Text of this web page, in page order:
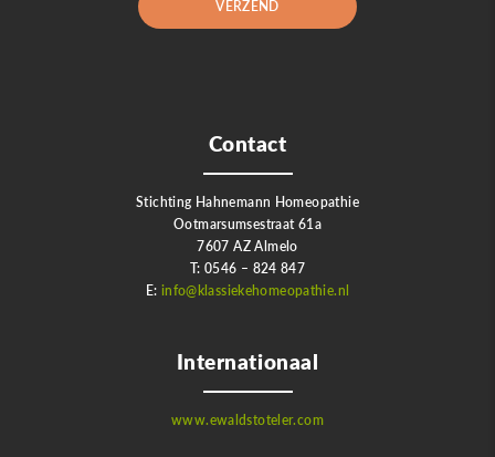
Contact
Stichting Hahnemann Homeopathie
Ootmarsumsestraat 61a
7607 AZ Almelo
T: 0546 – 824 847
E: info@klassiekehomeopathie.nl
Internationaal
www.ewaldstoteler.com